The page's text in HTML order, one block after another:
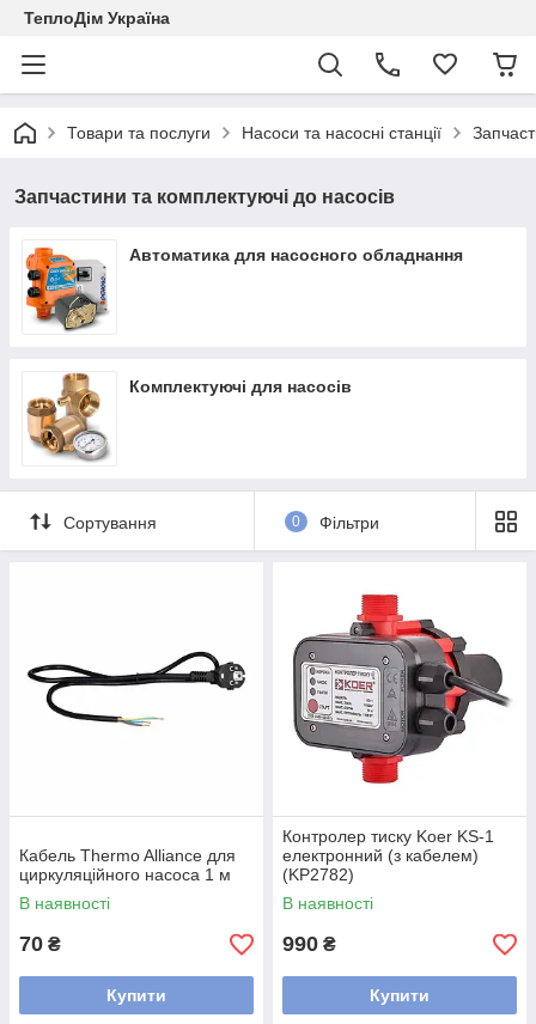
ТеплоДім Україна
Товари та послуги Насоси та насосні станції
Запчастини та комплектуючі до насосів
Автоматика для насосного обладнання
Комплектуючі для насосів
Сортування 0 Фільтри
Кабель Thermo Alliance для
циркуляційного насоса 1 м
В наявності
70 ₴
Купити
Контролер тиску Koer KS-1
електронний (з кабелем)
(KP2782)
В наявності
990 ₴
Купити